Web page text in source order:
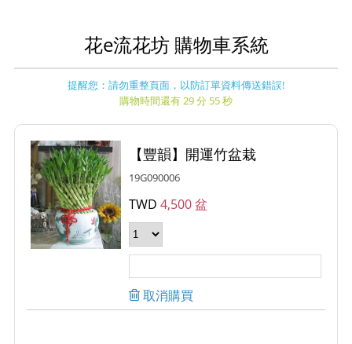
花e流花坊 購物車系統
提醒您：請勿重整頁面，以防訂單資料傳送錯誤!
購物時間還有 29 分 55 秒
【豐韻】開運竹盆栽
19G090006
TWD4,500 盆
取消購買